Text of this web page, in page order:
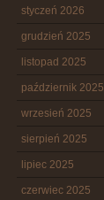
styczeń 2026
grudzień 2025
listopad 2025
październik 2025
wrzesień 2025
sierpień 2025
lipiec 2025
czerwiec 2025